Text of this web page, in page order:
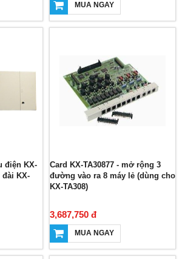
MUA NGAY
điện KX-
đài KX-
Card KX-TA30877 - mở rộng 3
đường vào ra 8 máy lẻ (dùng cho
KX-TA308)
3,687,750 đ
MUA NGAY